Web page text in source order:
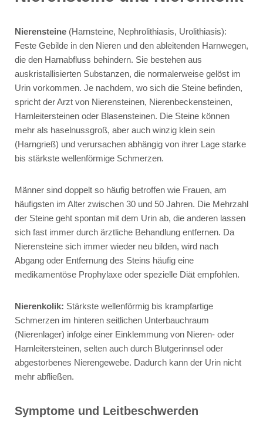
Nierensteine (Harnsteine, Nephrolithiasis, Urolithiasis):
Feste Gebilde in den Nieren und den ableitenden Harnwegen,
die den Harnabfluss behindern. Sie bestehen aus
auskristallisierten Substanzen, die normalerweise gelöst im
Urin vorkommen. Je nachdem, wo sich die Steine befinden,
spricht der Arzt von Nierensteinen, Nierenbeckensteinen,
Harnleitersteinen oder Blasensteinen. Die Steine können
mehr als haselnussgroß, aber auch winzig klein sein
(Harngrieß) und verursachen abhängig von ihrer Lage starke
bis stärkste wellenförmige Schmerzen.
Männer sind doppelt so häufig betroffen wie Frauen, am
häufigsten im Alter zwischen 30 und 50 Jahren. Die Mehrzahl
der Steine geht spontan mit dem Urin ab, die anderen lassen
sich fast immer durch ärztliche Behandlung entfernen. Da
Nierensteine sich immer wieder neu bilden, wird nach
Abgang oder Entfernung des Steins häufig eine
medikamentöse Prophylaxe oder spezielle Diät empfohlen.
Nierenkolik: Stärkste wellenförmig bis krampfartige
Schmerzen im hinteren seitlichen Unterbauchraum
(Nierenlager) infolge einer Einklemmung von Nieren- oder
Harnleitersteinen, selten auch durch Blutgerinnsel oder
abgestorbenes Nierengewebe. Dadurch kann der Urin nicht
mehr abfließen.
Symptome und Leitbeschwerden